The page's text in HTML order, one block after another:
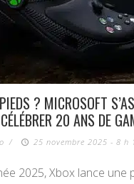
? MICROSOFT
20 ANS DE
/ 25 novembre 2025 - 8 h
2025, Xbox lance une